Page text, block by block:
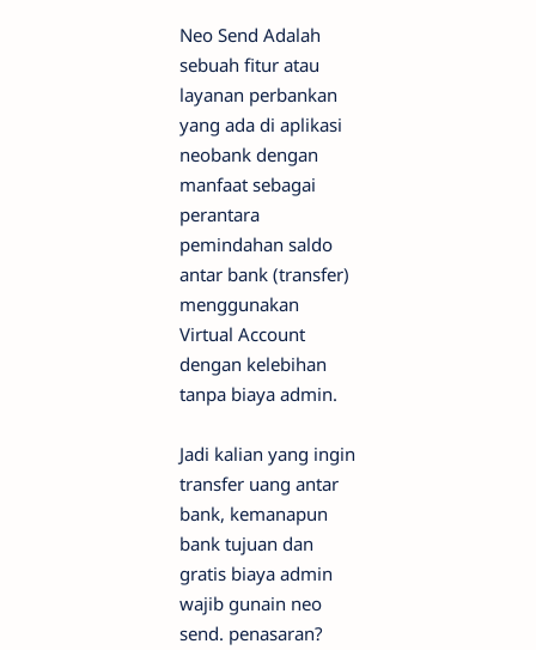
Neo Send Adalah
sebuah fitur atau
layanan perbankan
yang ada di aplikasi
neobank dengan
manfaat sebagai
perantara
pemindahan saldo
antar bank (transfer)
menggunakan
Virtual Account
dengan kelebihan
tanpa biaya admin.
Jadi kalian yang ingin
transfer uang antar
bank, kemanapun
bank tujuan dan
gratis biaya admin
wajib gunain neo
send. penasaran?